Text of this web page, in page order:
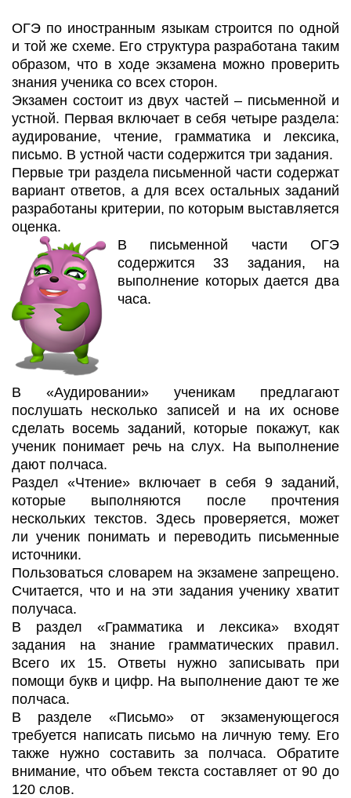
ОГЭ по иностранным языкам строится по одной
и той же схеме. Его структура разработана таким
образом, что в ходе экзамена можно проверить
знания ученика со всех сторон.
Экзамен состоит из двух частей – письменной и
устной. Первая включает в себя четыре раздела:
аудирование, чтение, грамматика и лексика,
письмо. В устной части содержится три задания.
Первые три раздела письменной части содержат
вариант ответов, а для всех остальных заданий
разработаны критерии, по которым выставляется
оценка.
В письменной части ОГЭ
содержится 33 задания, на
выполнение которых дается два
часа.
В «Аудировании» ученикам предлагают
послушать несколько записей и на их основе
сделать восемь заданий, которые покажут, как
ученик понимает речь на слух. На выполнение
дают полчаса.
Раздел «Чтение» включает в себя 9 заданий,
которые выполняются после прочтения
нескольких текстов. Здесь проверяется, может
ли ученик понимать и переводить письменные
источники.
Пользоваться словарем на экзамене запрещено.
Считается, что и на эти задания ученику хватит
получаса.
В раздел «Грамматика и лексика» входят
задания на знание грамматических правил.
Всего их 15. Ответы нужно записывать при
помощи букв и цифр. На выполнение дают те же
полчаса.
В разделе «Письмо» от экзаменующегося
требуется написать письмо на личную тему. Его
также нужно составить за полчаса. Обратите
внимание, что объем текста составляет от 90 до
120 слов.